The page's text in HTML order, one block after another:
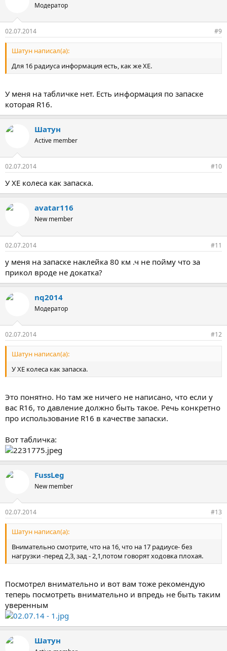
Модератор
02.07.2014 #9
Шатун написал(а):
Для 16 радиуса информация есть, как же ХЕ.
У меня на табличке нет. Есть информация по запаске
которая R16.
Шатун
Active member
02.07.2014 #10
У ХЕ колеса как запаска.
avatar116
New member
02.07.2014 #11
у меня на запаске наклейка 80 км .ч не пойму что за
прикол вроде не докатка?
nq2014
Модератор
02.07.2014 #12
Шатун написал(а):
У ХЕ колеса как запаска.
Это понятно. Но там же ничего не написано, что если у
вас R16, то давление должно быть такое. Речь конкретно
про использование R16 в качестве запаски.
Вот табличка:
FussLeg
New member
02.07.2014 #13
Шатун написал(а):
Внимательно смотрите, что на 16, что на 17 радиусе- без
нагрузки -перед 2,3, зад - 2,1,потом говорят ходовка плохая.
Посмотрел внимательно и вот вам тоже рекомендую
теперь посмотреть внимательно и впредь не быть таким
уверенным
Шатун